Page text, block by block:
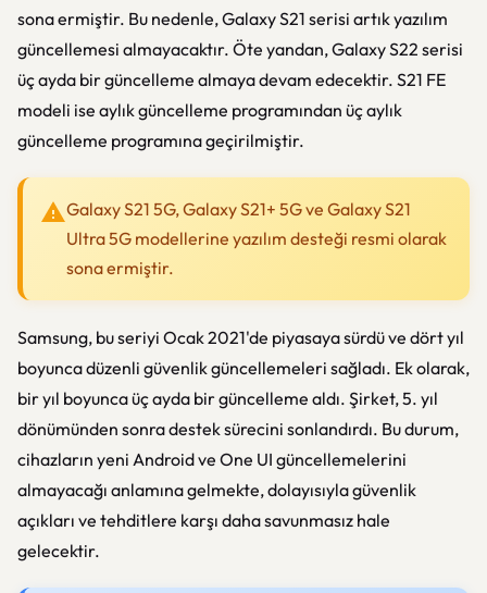
sona ermiştir. Bu nedenle, Galaxy S21 serisi artık yazılım
güncellemesi almayacaktır. Öte yandan, Galaxy S22 serisi
üç ayda bir güncelleme almaya devam edecektir. S21 FE
modeli ise aylık güncelleme programından üç aylık
güncelleme programına geçirilmiştir.
Galaxy S21 5G, Galaxy S21+ 5G ve Galaxy S21
Ultra 5G modellerine yazılım desteği resmi olarak
sona ermiştir.
Samsung, bu seriyi Ocak 2021'de piyasaya sürdü ve dört yıl
boyunca düzenli güvenlik güncellemeleri sağladı. Ek olarak,
bir yıl boyunca üç ayda bir güncelleme aldı. Şirket, 5. yıl
dönümünden sonra destek sürecini sonlandırdı. Bu durum,
cihazların yeni Android ve One UI güncellemelerini
almayacağı anlamına gelmekte, dolayısıyla güvenlik
açıkları ve tehditlere karşı daha savunmasız hale
gelecektir.